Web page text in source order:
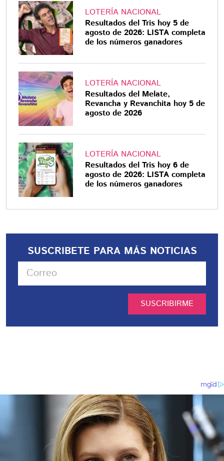
LOTERÍA NACIONAL
Resultados del Tris hoy 5 de
agosto de 2026: LISTA completa
de los números ganadores
LOTERÍA NACIONAL
Resultados del Melate,
Revancha y Revanchita hoy 5 de
agosto de 2026
LOTERÍA NACIONAL
Resultados del Tris hoy 6 de
agosto de 2026: LISTA completa
de los números ganadores
SUSCRIBETE PARA MÁS NOTICIAS
SUSCRIBIRME